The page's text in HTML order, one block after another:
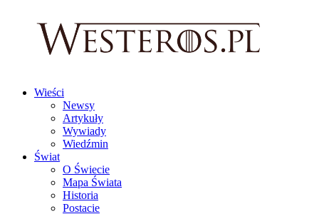
Wieści
Newsy
Artykuły
Wywiady
Wiedźmin
Świat
O Świecie
Mapa Świata
Historia
Postacie